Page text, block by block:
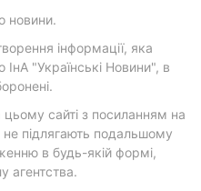
новини.
інформації, яка
ІнА "Українські Новини", в
цьому сайті з посиланням на
не підлягають подальшому
в будь-якій формі,
агентства.